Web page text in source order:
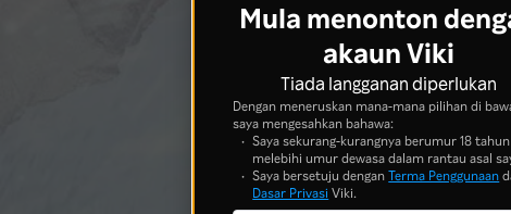
Mula menonton
akaun Viki
Tiada langganan diperlukan
Dengan meneruskan mana-mana pilihan di
saya mengesahkan bahawa:
Saya sekurang-kurangnya berumur 18
melebihi umur dewasa dalam rantau asal
Saya bersetuju denganTerma Penggunaan
Dasar Privasi Viki.